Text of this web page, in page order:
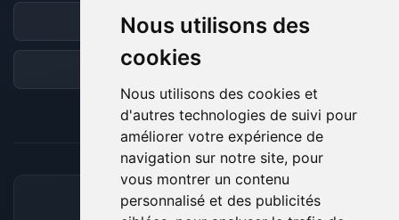
Nous utilisons des
cookies
Nous utilisons des cookies et
d'autres technologies de suivi pour
améliorer votre expérience de
navigation sur notre site, pour
vous montrer un contenu
personnalisé et des publicités
Discord
Forum
MOYENS DE PAIEMENT ACCEPTÉS